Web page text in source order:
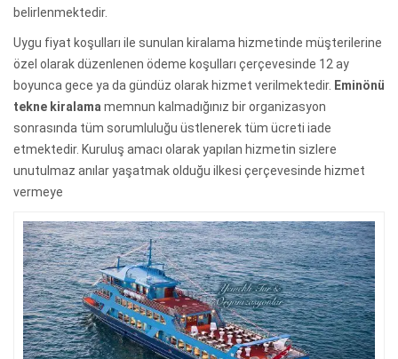
belirlenmektedir.
Uygu fiyat koşulları ile sunulan kiralama hizmetinde müşterilerine
özel olarak düzenlenen ödeme koşulları çerçevesinde 12 ay
boyunca gece ya da gündüz olarak hizmet verilmektedir. Eminönü
tekne kiralamamemnun kalmadığınız bir organizasyon
sonrasında tüm sorumluluğu üstlenerek tüm ücreti iade
etmektedir. Kuruluş amacı olarak yapılan hizmetin sizlere
unutulmaz anılar yaşatmak olduğu ilkesi çerçevesinde hizmet
vermeye